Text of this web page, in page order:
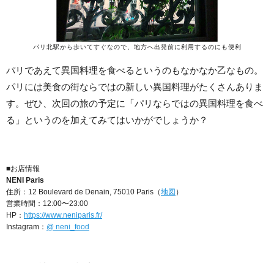
パリ北駅から歩いてすぐなので、地方へ出発前に利用するのにも便利
パリであえて異国料理を食べるというのもなかなか乙なもの。
パリには美食の街ならではの新しい異国料理がたくさんありま
す。ぜひ、次回の旅の予定に「パリならではの異国料理を食べ
る」というのを加えてみてはいかがでしょうか？
■お店情報
NENI Paris
住所：12 Boulevard de Denain, 75010 Paris（地図 ）
営業時間：12:00〜23:00
HP： https://www.neniparis.fr/
Instagram： @ neni_food